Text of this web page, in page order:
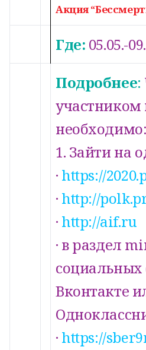
Акция
Где: 05.05.-
Подробнее:
участником
необходимо:
1. Зайти на
· https://
· http://
· http://aif.ru
· в раздел
социальных
Вконтакте
· https://